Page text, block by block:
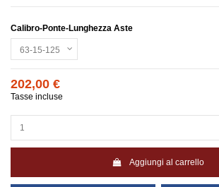
Calibro-Ponte-Lunghezza Aste
202,00 €
Tasse incluse
Aggiungi al carrello